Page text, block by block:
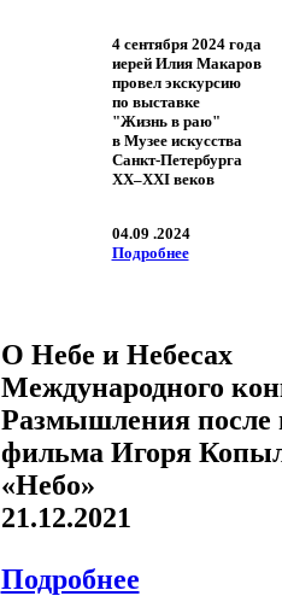
О Небе и Небесах
Международного
Размышления после
фильма Игоря
«Небо»
21.12.2021
Подробнее
4 сентября 2024 года
иерей Илия Макаров
провел экскурсию
по выставке
"Жизнь в раю"
в Музее искусства
Санкт-Петербурга
XX–XXI веков
04.09 .2024
Подробнее